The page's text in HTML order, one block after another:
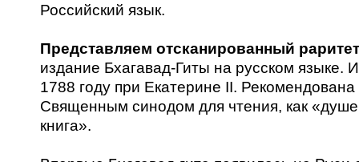
Российский язык.
Представляем отсканированный раритет
издание Бхагавад-Гиты на русском языке.
1788 году при Екатерине II. Рекомендована
Священным синодом для чтения, как
книга».